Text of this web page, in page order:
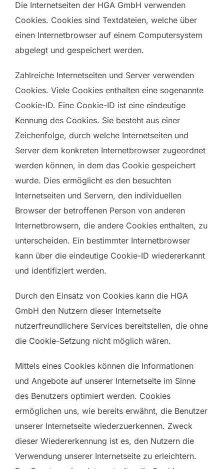
Die Internetseiten der HGA GmbH verwenden
Cookies. Cookies sind Textdateien, welche über
einen Internetbrowser auf einem Computersystem
abgelegt und gespeichert werden.
Zahlreiche Internetseiten und Server verwenden
Cookies. Viele Cookies enthalten eine sogenannte
Cookie-ID. Eine Cookie-ID ist eine eindeutige
Kennung des Cookies. Sie besteht aus einer
Zeichenfolge, durch welche Internetseiten und
Server dem konkreten Internetbrowser zugeordnet
werden können, in dem das Cookie gespeichert
wurde. Dies ermöglicht es den besuchten
Internetseiten und Servern, den individuellen
Browser der betroffenen Person von anderen
Internetbrowsern, die andere Cookies enthalten, zu
unterscheiden. Ein bestimmter Internetbrowser
kann über die eindeutige Cookie-ID wiedererkannt
und identifiziert werden.
Durch den Einsatz von Cookies kann die HGA
GmbH den Nutzern dieser Internetseite
nutzerfreundlichere Services bereitstellen, die ohne
die Cookie-Setzung nicht möglich wären.
Mittels eines Cookies können die Informationen
und Angebote auf unserer Internetseite im Sinne
des Benutzers optimiert werden. Cookies
ermöglichen uns, wie bereits erwähnt, die Benutzer
unserer Internetseite wiederzuerkennen. Zweck
dieser Wiedererkennung ist es, den Nutzern die
Verwendung unserer Internetseite zu erleichtern.